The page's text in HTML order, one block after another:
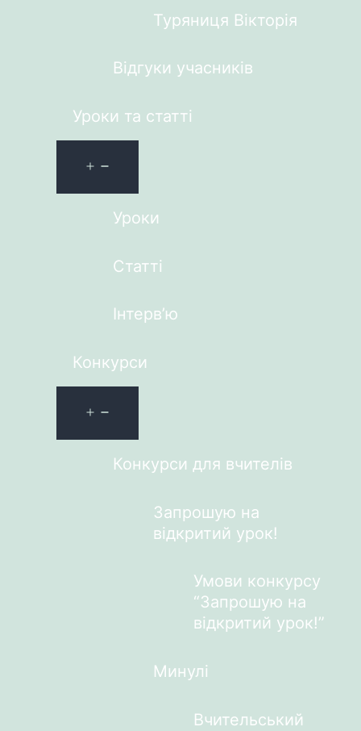
Туряниця Вікторія
Відгуки учасників
Уроки та статті
Уроки
Статті
Інтерв’ю
Конкурси
Конкурси для вчителів
Запрошую на
відкритий урок!
Умови конкурсу
“Запрошую на
відкритий урок!”
Минулі
Вчительський